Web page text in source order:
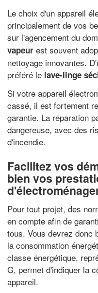
Le choix d'un appareil
principalement de vos
sur l'agencement du
vapeur est souvent
nettoyage innovantes.
préféré le lave-linge
Si votre appareil
cassé, il est fortement
garantie. La réparation
dangereuse, avec des
d'incendie.
Facilitez vos
bien vos
Pour tout projet, des
en compte afin de
tous. Vous devrez donc
la consommation
classe énergétique,
G, permet d'indiquer la
appareil.